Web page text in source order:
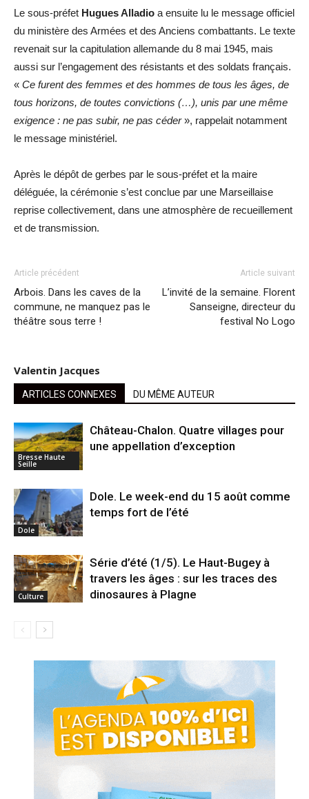
Le sous-préfet Hugues Alladio a ensuite lu le message officiel
du ministère des Armées et des Anciens combattants. Le texte
revenait sur la capitulation allemande du 8 mai 1945, mais
aussi sur l’engagement des résistants et des soldats français.
« Ce furent des femmes et des hommes de tous les âges, de
tous horizons, de toutes convictions (…), unis par une même
exigence : ne pas subir, ne pas céder», rappelait notamment
le message ministériel.
Après le dépôt de gerbes par le sous-préfet et la maire
déléguée, la cérémonie s’est conclue par une Marseillaise
reprise collectivement, dans une atmosphère de recueillement
et de transmission.
Article précédent
Arbois. Dans les caves de la
commune, ne manquez pas le
théâtre sous terre !
Article suivant
L’invité de la semaine. Florent
Sanseigne, directeur du
festival No Logo
Valentin Jacques
ARTICLES CONNEXES DU MÊME AUTEUR
Bresse Haute
Seille
Château-Chalon. Quatre villages pour
une appellation d’exception
Dole
Dole. Le week-end du 15 août comme
temps fort de l’été
Culture
Série d’été (1/5). Le Haut-Bugey à
travers les âges : sur les traces des
dinosaures à Plagne